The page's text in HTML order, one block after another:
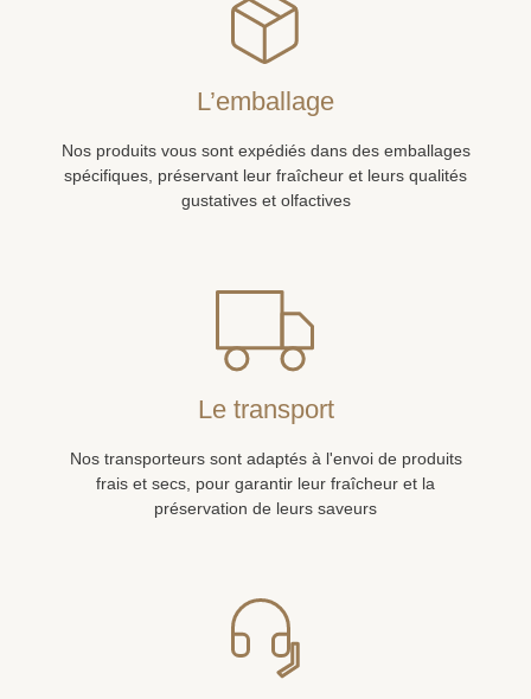
L’emballage
Nos produits vous sont expédiés dans des emballages
spécifiques, préservant leur fraîcheur et leurs qualités
gustatives et olfactives
Le transport
Nos transporteurs sont adaptés à l'envoi de produits
frais et secs, pour garantir leur fraîcheur et la
préservation de leurs saveurs